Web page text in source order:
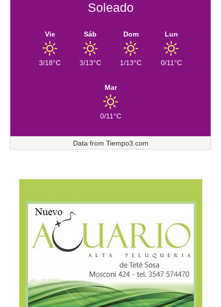
Soleado
Vie
3/18°C
Sáb
3/13°C
Dom
1/13°C
Lun
0/11°C
Mar
0/11°C
Data from Tiempo3.com